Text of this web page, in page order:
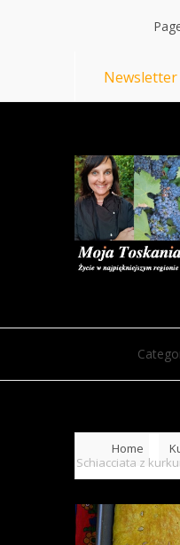
Home
Schiacciata z